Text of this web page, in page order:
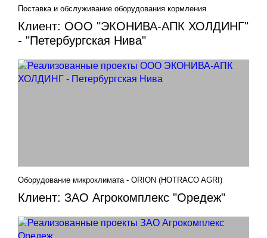
Клиент: ООО "ЭКОНИВА-АПК ХОЛДИНГ"
- "Петербургская Нива"
Поставка и обслуживание оборудования кормления
Клиент: ЗАО Агрокомплекс "Оредеж"
Оборудование микроклимата - ORION (HOTRACO AGRI)